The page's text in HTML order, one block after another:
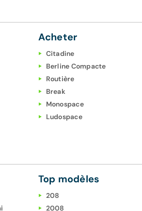
Acheter
Citadine
Berline Compacte
Routière
Break
Monospace
Ludospace
Top modèles
208
2008